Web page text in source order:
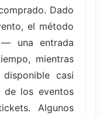
Dado
el método
una entrada
mientras
casi
de los eventos
Algunos